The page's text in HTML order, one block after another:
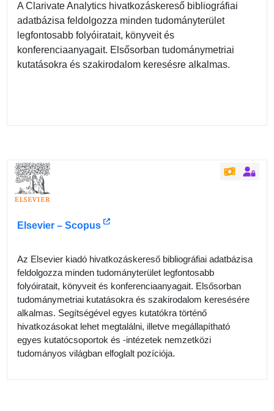
A Clarivate Analytics hivatkozáskereső bibliográfiai
adatbázisa feldolgozza minden tudományterület
legfontosabb folyóiratait, könyveit és
konferenciaanyagait. Elsősorban tudománymetriai
kutatásokra és szakirodalom keresésre alkalmas.
Elsevier – Scopus
Az Elsevier kiadó hivatkozáskereső bibliográfiai adatbázisa
feldolgozza minden tudományterület legfontosabb
folyóiratait, könyveit és konferenciaanyagait. Elsősorban
tudománymetriai kutatásokra és szakirodalom keresésére
alkalmas. Segítségével egyes kutatókra történő
hivatkozásokat lehet megtalálni, illetve megállapítható
egyes kutatócsoportok és -intézetek nemzetközi
tudományos világban elfoglalt pozíciója.